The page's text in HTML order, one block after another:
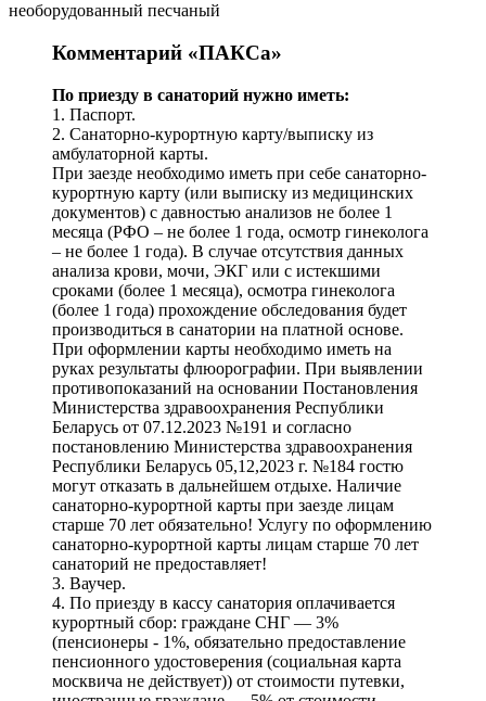
необорудованный песчаный
Комментарий «ПАКСа»
По приезду в санаторий нужно иметь:
1. Паспорт.
2. Санаторно-курортную карту/выписку из
амбулаторной карты.
При заезде необходимо иметь при себе санаторно-
курортную карту (или выписку из медицинских
документов) с давностью анализов не более 1
месяца (РФО – не более 1 года, осмотр гинеколога
– не более 1 года). В случае отсутствия данных
анализа крови, мочи, ЭКГ или с истекшими
сроками (более 1 месяца), осмотра гинеколога
(более 1 года) прохождение обследования будет
производиться в санатории на платной основе.
При оформлении карты необходимо иметь на
руках результаты флюорографии. При выявлении
противопоказаний на основании Постановления
Министерства здравоохранения Республики
Беларусь от 07.12.2023 №191 и согласно
постановлению Министерства здравоохранения
Республики Беларусь 05,12,2023 г. №184 гостю
могут отказать в дальнейшем отдыхе. Наличие
санаторно-курортной карты при заезде лицам
старше 70 лет обязательно! Услугу по оформлению
санаторно-курортной карты лицам старше 70 лет
санаторий не предоставляет!
3. Ваучер.
4. По приезду в кассу санатория оплачивается
курортный сбор: граждане СНГ — 3%
(пенсионеры - 1%, обязательно предоставление
пенсионного удостоверения (социальная карта
москвича не действует)) от стоимости путевки,